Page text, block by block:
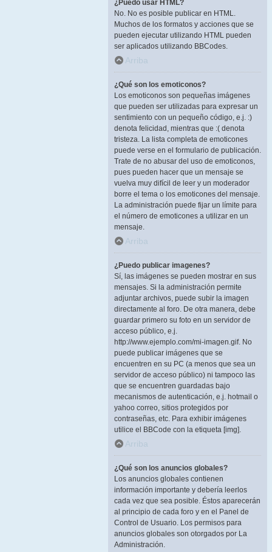
¿Puedo usar HTML?
No. No es posible publicar en HTML.
Muchos de los formatos y acciones que se
pueden ejecutar utilizando HTML pueden
ser aplicados utilizando BBCodes.
Arriba
¿Qué son los emoticonos?
Los emoticonos son pequeñas imágenes
que pueden ser utilizadas para expresar un
sentimiento con un pequeño código, e.j. :)
denota felicidad, mientras que :( denota
tristeza. La lista completa de emoticones
puede verse en el formulario de publicación.
Trate de no abusar del uso de emoticonos,
pues pueden hacer que un mensaje se
vuelva muy difícil de leer y un moderador
borre el tema o los emoticones del mensaje.
La administración puede fijar un límite para
el número de emoticones a utilizar en un
mensaje.
Arriba
¿Puedo publicar imagenes?
Sí, las imágenes se pueden mostrar en sus
mensajes. Si la administración permite
adjuntar archivos, puede subir la imagen
directamente al foro. De otra manera, debe
guardar primero su foto en un servidor de
acceso público, e.j.
http://www.ejemplo.com/mi-imagen.gif. No
puede publicar imágenes que se
encuentren en su PC (a menos que sea un
servidor de acceso público) ni tampoco las
que se encuentren guardadas bajo
mecanismos de autenticación, e.j. hotmail o
yahoo correo, sitios protegidos por
contraseñas, etc. Para exhibir imágenes
utilice el BBCode con la etiqueta [img].
Arriba
¿Qué son los anuncios globales?
Los anuncios globales contienen
información importante y debería leerlos
cada vez que sea posible. Éstos aparecerán
al principio de cada foro y en el Panel de
Control de Usuario. Los permisos para
anuncios globales son otorgados por La
Administración.